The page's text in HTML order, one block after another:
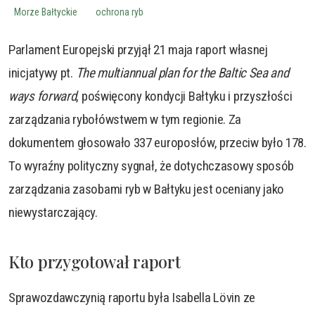
Morze Bałtyckie ochrona ryb
Parlament Europejski przyjął 21 maja raport własnej
inicjatywy pt. The multiannual plan for the Baltic Sea and
ways forward, poświęcony kondycji Bałtyku i przyszłości
zarządzania rybołówstwem w tym regionie. Za
dokumentem głosowało 337 europosłów, przeciw było 178.
To wyraźny polityczny sygnał, że dotychczasowy sposób
zarządzania zasobami ryb w Bałtyku jest oceniany jako
niewystarczający.
Kto przygotował raport
Sprawozdawczynią raportu była Isabella Lövin ze